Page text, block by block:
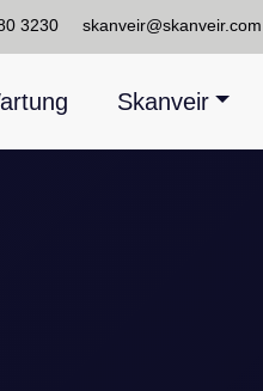
3230 skanveir@skanveir.com
Skanveir